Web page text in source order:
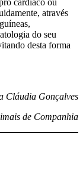
cardíaco ou
através
do seu
desta forma
Cláudia Gonçalves
de Companhia